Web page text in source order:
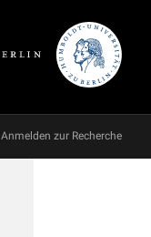
Anmelden zur Recherche